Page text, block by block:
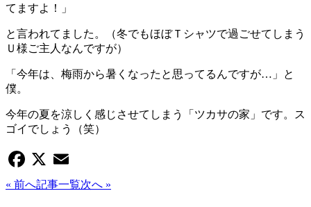
てますよ！」
と言われてました。（冬でもほぼＴシャツで過ごせてしまう
Ｕ様ご主人なんですが）
「今年は、梅雨から暑くなったと思ってるんですが…」と
僕。
今年の夏を涼しく感じさせてしまう「ツカサの家」です。ス
ゴイでしょう（笑）
Facebook
X Email
« 前へ記事一覧次へ »